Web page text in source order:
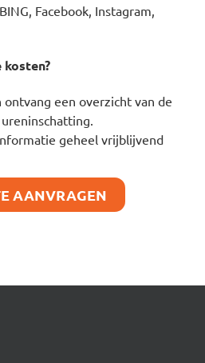
Facebook, Instagram,
een overzicht van de
geheel vrijblijvend
AANVRAGEN